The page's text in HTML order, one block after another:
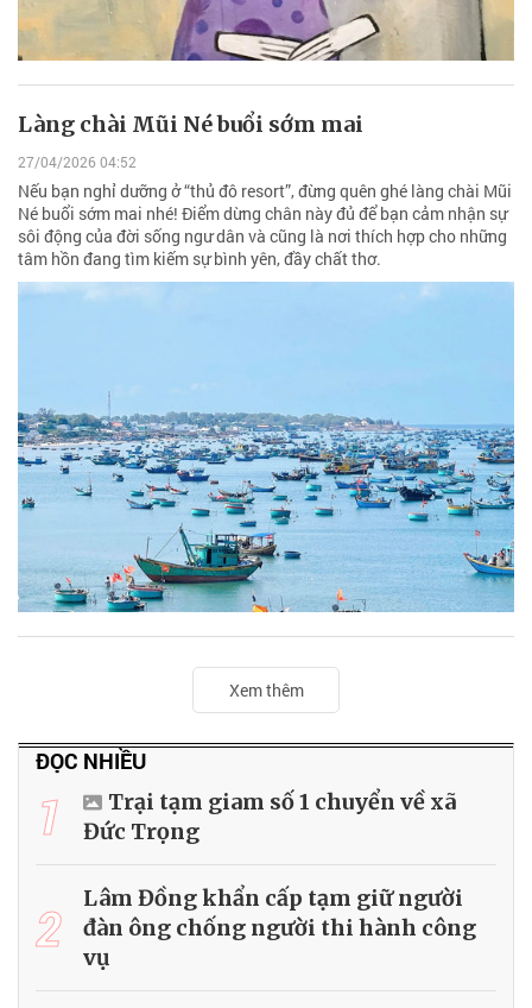
Làng chài Mũi Né buổi sớm mai
27/04/2026 04:52
Nếu bạn nghỉ dưỡng ở “thủ đô resort”, đừng quên ghé làng chài Mũi
Né buổi sớm mai nhé! Điểm dừng chân này đủ để bạn cảm nhận sự
sôi động của đời sống ngư dân và cũng là nơi thích hợp cho những
tâm hồn đang tìm kiếm sự bình yên, đầy chất thơ.
Xem thêm
ĐỌC NHIỀU
1
Trại tạm giam số 1 chuyển về xã
Đức Trọng
2
Lâm Đồng khẩn cấp tạm giữ người
đàn ông chống người thi hành công
vụ